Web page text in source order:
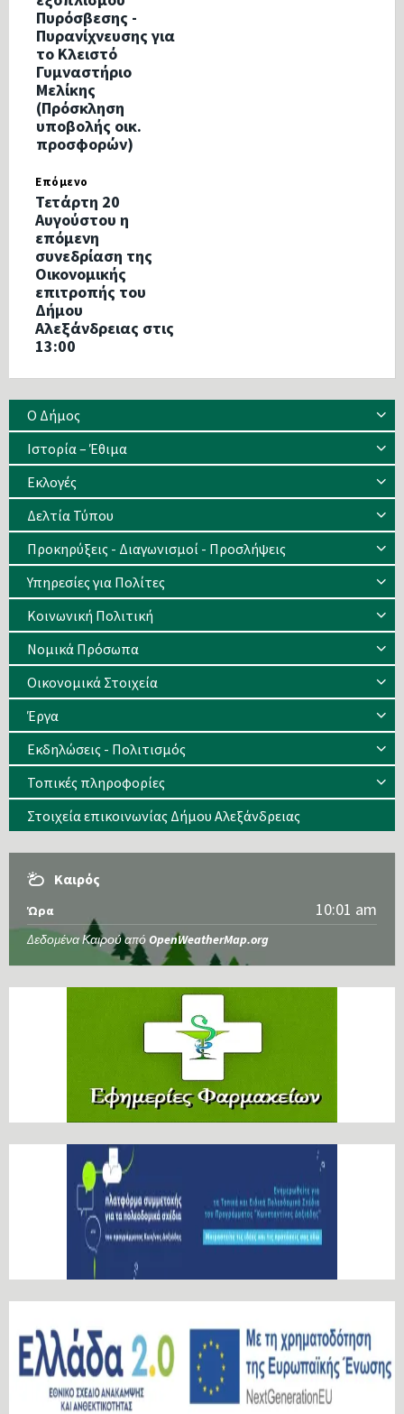
Πυρόσβεσης -
Πυρανίχνευσης για
το Κλειστό
Γυμναστήριο
Μελίκης
(Πρόσκληση
υποβολής οικ.
προσφορών)
Επόμενο
Τετάρτη 20
Αυγούστου η
επόμενη
συνεδρίαση της
Οικονομικής
επιτροπής του
Δήμου
Αλεξάνδρειας στις
13:00
Ο Δήμος
Ιστορία – Έθιμα
Eκλογές
Δελτία Τύπου
Προκηρύξεις - Διαγωνισμοί - Προσλήψεις
Υπηρεσίες για Πολίτες
Κοινωνική Πολιτική
Νομικά Πρόσωπα
Οικονομικά Στοιχεία
Έργα
Εκδηλώσεις - Πολιτισμός
Τοπικές πληροφορίες
Στοιχεία επικοινωνίας Δήμου Αλεξάνδρειας
Καιρός
Ώρα 10:01 am
Δεδομένα Καιρού από OpenWeatherMap.org